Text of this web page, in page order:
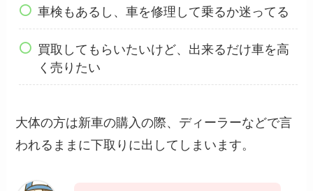
車検もあるし、車を修理して乗るか迷ってる
買取してもらいたいけど、出来るだけ車を高
く売りたい
大体の方は新車の購入の際、ディーラーなどで言
われるままに下取りに出してしまいます。